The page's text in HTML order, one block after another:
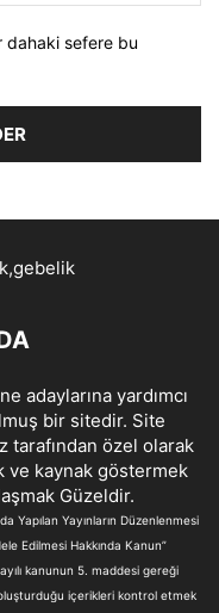
dahaki sefere bu
adaylarına yardımcı
bir sitedir. Site
özel olarak
ve kaynak göstermek
Güzeldir.
Yapılan Yayınların Düzenlenmesi
Edilmesi Hakkında Kanun”
kanunun 5. maddesi gereği
içerikleri kontrol etmek